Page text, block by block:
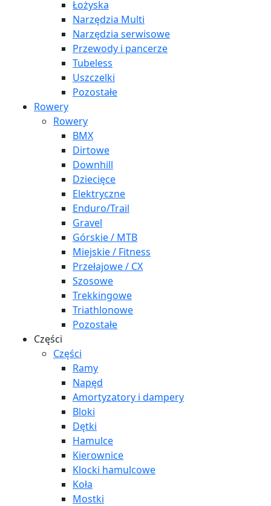
Łożyska
Narzędzia Multi
Narzędzia serwisowe
Przewody i pancerze
Tubeless
Uszczelki
Pozostałe
Rowery
Rowery
BMX
Dirtowe
Downhill
Dziecięce
Elektryczne
Enduro/Trail
Gravel
Górskie / MTB
Miejskie / Fitness
Przełajowe / CX
Szosowe
Trekkingowe
Triathlonowe
Pozostałe
Części
Części
Ramy
Napęd
Amortyzatory i dampery
Bloki
Dętki
Hamulce
Kierownice
Klocki hamulcowe
Koła
Mostki